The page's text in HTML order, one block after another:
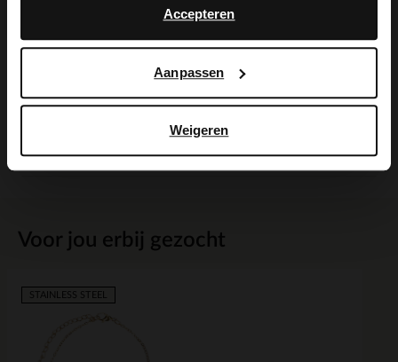
Accepteren
Aanpassen
Weigeren
Voor jou erbij gezocht
STAINLESS STEEL
Alles over dit product
Maattabel